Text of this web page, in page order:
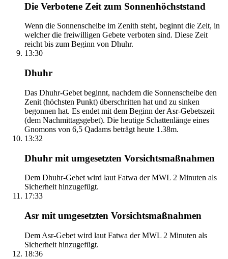
Die Verbotene Zeit zum Sonnenhöchststand
Wenn die Sonnenscheibe im Zenith steht, beginnt die Zeit, in
welcher die freiwilligen Gebete verboten sind. Diese Zeit
reicht bis zum Beginn von Dhuhr.
13:30
Dhuhr
Das Dhuhr-Gebet beginnt, nachdem die Sonnenscheibe den
Zenit (höchsten Punkt) überschritten hat und zu sinken
begonnen hat. Es endet mit dem Beginn der Asr-Gebetszeit
(dem Nachmittagsgebet). Die heutige Schattenlänge eines
Gnomons von 6,5 Qadams beträgt heute 1.38m.
13:32
Dhuhr mit umgesetzten Vorsichtsmaßnahmen
Dem Dhuhr-Gebet wird laut Fatwa der MWL 2 Minuten als
Sicherheit hinzugefügt.
17:33
Asr mit umgesetzten Vorsichtsmaßnahmen
Dem Asr-Gebet wird laut Fatwa der MWL 2 Minuten als
Sicherheit hinzugefügt.
18:36